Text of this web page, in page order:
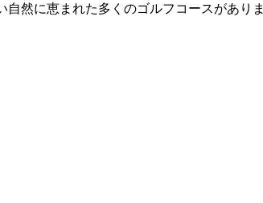
然に恵まれた多くのゴルフコースがあ